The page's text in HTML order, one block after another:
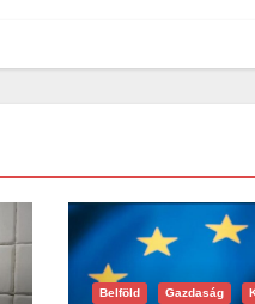
Belföld Gazdaság